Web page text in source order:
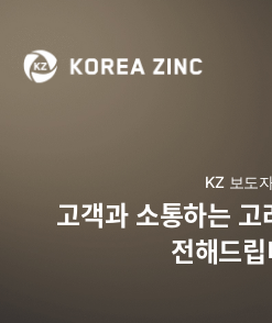
KZ 보도
고객과 소통하는
전해드